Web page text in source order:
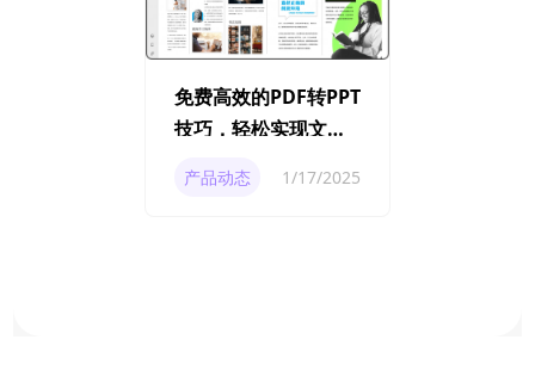
免费高效的PDF转PPT
技巧，轻松实现文件
产品动态 1/17/2025